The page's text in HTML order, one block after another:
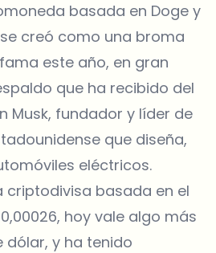
basada en Doge y
creó como una broma
este año, en gran
que ha recibido del
Musk, fundador y líder de
que diseña,
eléctricos.
criptodivisa basada en el
hoy vale algo más
dólar, y ha tenido